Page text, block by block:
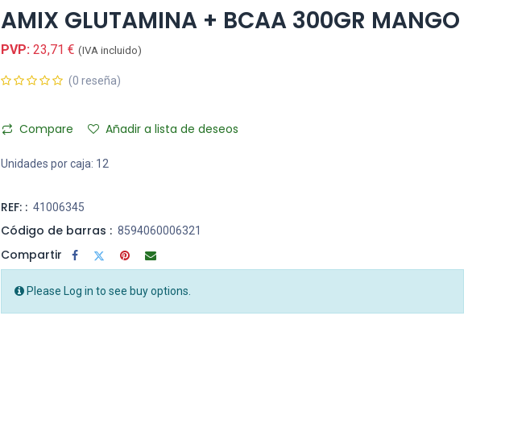
AMIX GLUTAMINA + BCAA 300GR MANGO
PVP: 23,71 € (IVA incluido)
(0 reseña)
Compare Añadir a lista de deseos
Unidades por caja: 12
REF: : 41006345
Código de barras : 8594060006321
Compartir
Please Log in to see buy options.